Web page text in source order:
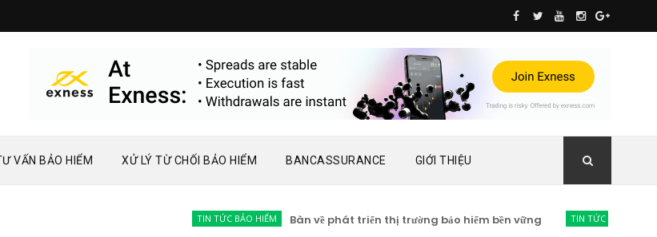
VẤN BẢO HIỂM XỬ LÝ TỪ CHỐI BẢO HIỂM BANCASSURANCE GIỚI THIỆU
TIN TỨC BẢO HIỂM Bàn về phát triển thị trường bảo hiểm bền vững TIN TỨC BẢO HIỂM